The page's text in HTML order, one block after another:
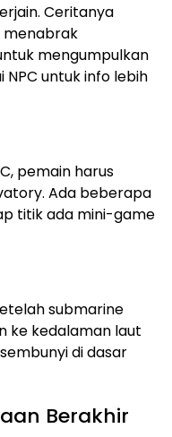
Ceritanya
menabrak
mengumpulkan
untuk info lebih
pemain harus
Ada beberapa
titik ada mini-game
submarine
ke kedalaman laut
di dasar
Berakhir